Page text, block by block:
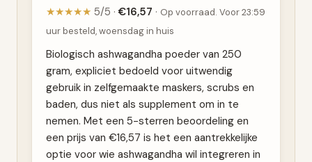
★★★★★ 5/5 ·€16,57 · Op voorraad. Voor 23:59
uur besteld, woensdag in huis
Biologisch ashwagandha poeder van 250
gram, expliciet bedoeld voor uitwendig
gebruik in zelfgemaakte maskers, scrubs en
baden, dus niet als supplement om in te
nemen. Met een 5-sterren beoordeling en
een prijs van €16,57 is het een aantrekkelijke
optie voor wie ashwagandha wil integreren in